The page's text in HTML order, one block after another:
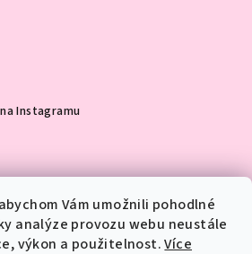
Vám umožnili pohodlné
analýze provozu webu neustále
výkon a použitelnost.Více
Instagramu